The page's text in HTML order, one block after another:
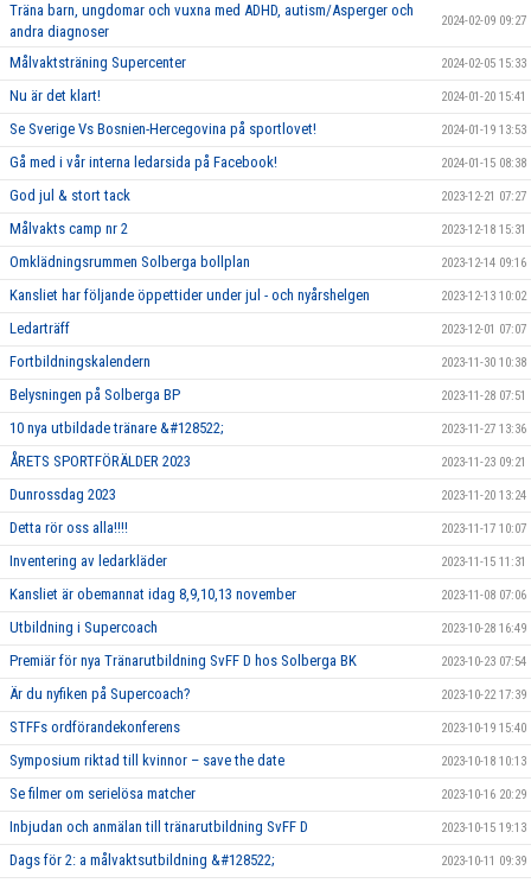
Träna barn, ungdomar och vuxna med ADHD, autism/Asperger och
andra diagnoser
2024-02-09 09:27
Målvaktsträning Supercenter 2024-02-05 15:33
Nu är det klart! 2024-01-20 15:41
Se Sverige Vs Bosnien-Hercegovina på sportlovet! 2024-01-19 13:53
Gå med i vår interna ledarsida på Facebook! 2024-01-15 08:38
God jul & stort tack 2023-12-21 07:27
Målvakts camp nr 2 2023-12-18 15:31
Omklädningsrummen Solberga bollplan 2023-12-14 09:16
Kansliet har följande öppettider under jul - och nyårshelgen 2023-12-13 10:02
Ledarträff 2023-12-01 07:07
Fortbildningskalendern 2023-11-30 10:38
Belysningen på Solberga BP 2023-11-28 07:51
10 nya utbildade tränare &#128522; 2023-11-27 13:36
ÅRETS SPORTFÖRÄLDER 2023 2023-11-23 09:21
Dunrossdag 2023 2023-11-20 13:24
Detta rör oss alla!!!! 2023-11-17 10:07
Inventering av ledarkläder 2023-11-15 11:31
Kansliet är obemannat idag 8,9,10,13 november 2023-11-08 07:06
Utbildning i Supercoach 2023-10-28 16:49
Premiär för nya Tränarutbildning SvFF D hos Solberga BK 2023-10-23 07:54
Är du nyfiken på Supercoach? 2023-10-22 17:39
STFFs ordförandekonferens 2023-10-19 15:40
Symposium riktad till kvinnor – save the date 2023-10-18 10:13
Se filmer om serielösa matcher 2023-10-16 20:29
Inbjudan och anmälan till tränarutbildning SvFF D 2023-10-15 19:13
Dags för 2: a målvaktsutbildning &#128522; 2023-10-11 09:39